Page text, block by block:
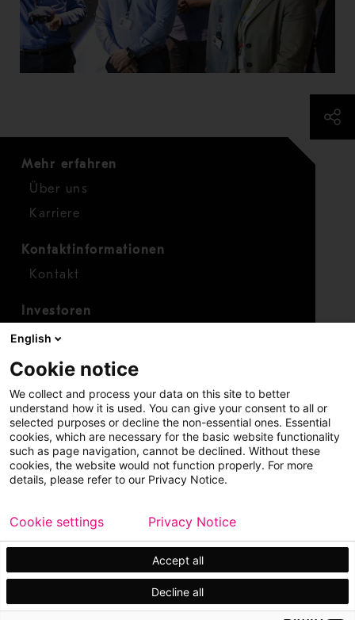
Mehr erfahren
Über uns
Karriere
Kontaktinformationen
Kontakt
Investoren
Investorenkalender
Finanzen
Haftungshinweis
Datenschutzerklärung
Markenhinweis
English
Cookie notice
We collect and process your data on this site to better
understand how it is used. You can give your consent to all or
selected purposes or decline the non-essential ones. Essential
cookies, which are necessary for the basic website functionality
such as page navigation, cannot be declined. Without these
cookies, the website would not function properly. For more
details, please refer to our Privacy Notice.
Accept all
Decline all
Cookie settings Privacy Notice